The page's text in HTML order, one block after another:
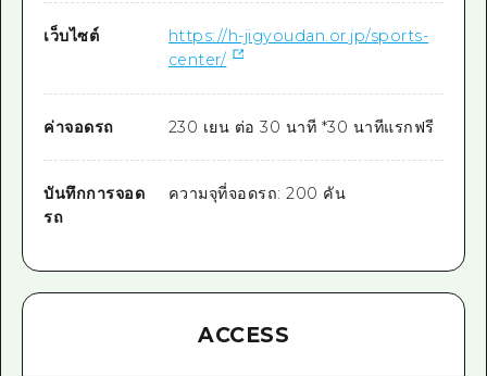
เว็บไซต์
https://h-jigyoudan.or.jp/sports-
center/
ค่าจอดรถ 230 เยน ต่อ 30 นาที *30 นาทีแรกฟรี
บันทึกการจอด
รถ
ความจุที่จอดรถ: 200 คัน
ACCESS